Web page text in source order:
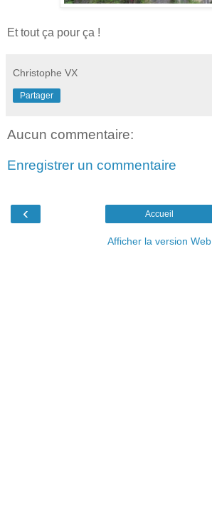
Et tout ça pour ça !
Christophe VX
Partager
Aucun commentaire:
Enregistrer un commentaire
‹ Accueil
Afficher la version Web